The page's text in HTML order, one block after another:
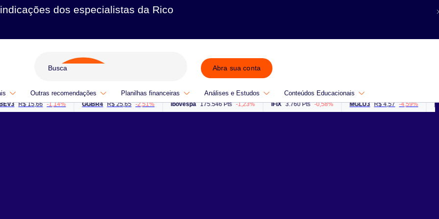
dos especialistas da Rico
Abra sua conta
Outras recomendações Planilhas financeiras Análises e Estudos Conteúdos Educacionais
R$ 15,66 -1,14% GGBR4 R$ 25,65 -2,51% Ibovespa 175.546 Pts -1,23% IFIX 3.760 Pts -0,58% MGLU3 R$ 4,57 -4,59% PETR4